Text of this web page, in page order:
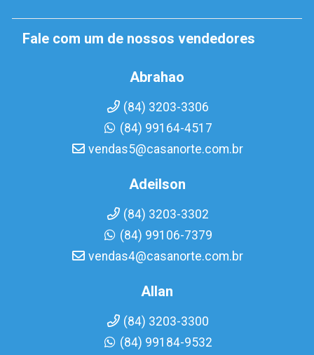
Fale com um de nossos vendedores
Abrahao
(84) 3203-3306
(84) 99164-4517
vendas5@casanorte.com.br
Adeilson
(84) 3203-3302
(84) 99106-7379
vendas4@casanorte.com.br
Allan
(84) 3203-3300
(84) 99184-9532